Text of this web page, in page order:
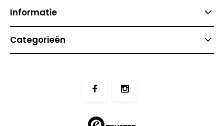
Informatie
Categorieën